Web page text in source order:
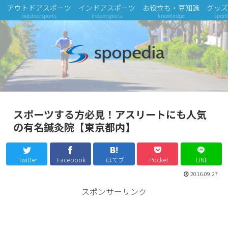
アウトドアスポーツ
outdoorsports
インドアスポーツ
indoorsports
お役立ち・豆知識
knowledge
グッ
スポーツする方必見！アスリートにも人気
の有名鍼灸院【東京都内】
Twitter Facebook はてブ Pocket LINE
2016.09.27
スポンサーリンク